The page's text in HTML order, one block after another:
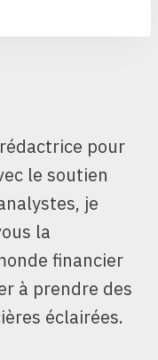
pour
le soutien
je
la
financier
à prendre des
éclairées.